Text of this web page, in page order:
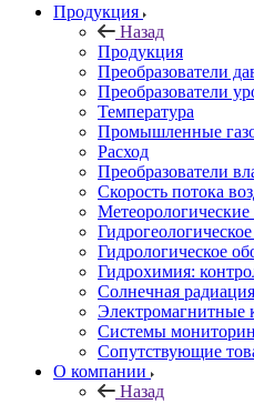
Продукция
Назад
Продукция
Преобразователи
Преобразователи
Температура
Промышленные
Расход
Преобразователи
Скорость потока
Гидрологическое
Гидрохимия:
Солнечная
Электромагнитные
Системы
Сопутствующие
О компании
Назад